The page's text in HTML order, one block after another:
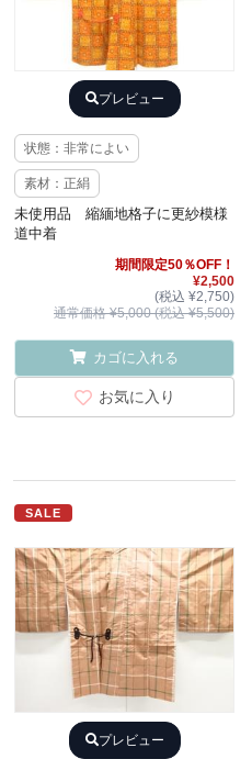
プレビュー
状態：非常によい
素材：正絹
未使用品 縮緬地格子に更紗模様
道中着
期間限定50％OFF！
¥2,500
(税込 ¥2,750)
通常価格 ¥5,000 (税込 ¥5,500)
カゴに入れる
お気に入り
SALE
プレビュー